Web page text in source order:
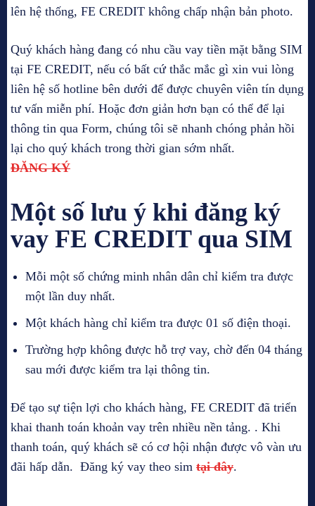
lên hệ thống, FE CREDIT không chấp nhận bản photo.
Quý khách hàng đang có nhu cầu vay tiền mặt bằng SIM
tại FE CREDIT, nếu có bất cứ thắc mắc gì xin vui lòng
liên hệ số hotline bên dưới để được chuyên viên tín dụng
tư vấn miễn phí. Hoặc đơn giản hơn bạn có thể để lại
thông tin qua Form, chúng tôi sẽ nhanh chóng phản hồi
lại cho quý khách trong thời gian sớm nhất.
ĐĂNG KÝ
Một số lưu ý khi đăng ký
vay FE CREDIT qua SIM
Mỗi một số chứng minh nhân dân chỉ kiểm tra được
một lần duy nhất.
Một khách hàng chỉ kiểm tra được 01 số điện thoại.
Trường hợp không được hỗ trợ vay, chờ đến 04 tháng
sau mới được kiểm tra lại thông tin.
Để tạo sự tiện lợi cho khách hàng, FE CREDIT đã triển
khai thanh toán khoản vay trên nhiều nền tảng. . Khi
thanh toán, quý khách sẽ có cơ hội nhận được vô vàn ưu
đãi hấp dẫn. Đăng ký vay theo sim tại đây.